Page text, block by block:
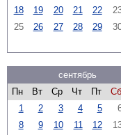
18
19 20 21 22
25
26 27 28 29
сентябрь
Пн
Вт Ср Чт Пт Сб
1
2 3 4 5
8
9 10 11 12